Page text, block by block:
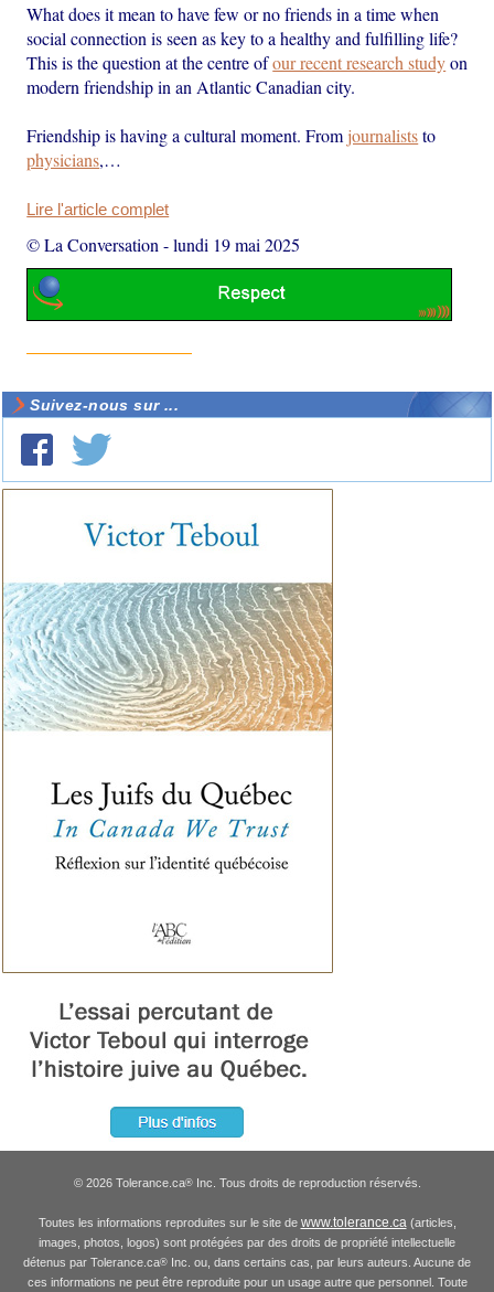
What does it mean to have few or no friends in a time when
social connection is seen as key to a healthy and fulfilling life?
This is the question at the centre ofour recent research studyon
modern friendship in an Atlantic Canadian city.
Friendship is having a cultural moment. From journaliststo
physicians,…
Lire l'article complet
© La Conversation -lundi 19 mai 2025
Suivez-nous sur ...
© 2026 Tolerance.ca®Inc. Tous droits de reproduction réservés.
Toutes les informations reproduites sur le site de www.tolerance.ca (articles,
images, photos, logos) sont protégées par des droits de propriété intellectuelle
détenus par Tolerance.ca® Inc. ou, dans certains cas, par leurs auteurs. Aucune de
ces informations ne peut être reproduite pour un usage autre que personnel. Toute